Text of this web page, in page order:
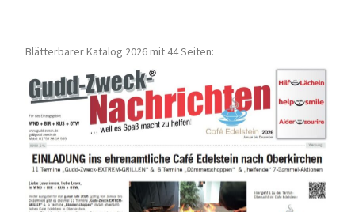
Blätterbarer Katalog 2026 mit 44 Seiten: